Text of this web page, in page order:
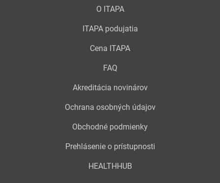
O ITAPA
ITAPA podujatia
Cena ITAPA
FAQ
Akreditácia novinárov
Ochrana osobných údajov
Obchodné podmienky
Prehlásenie o prístupnosti
HEALTHHUB